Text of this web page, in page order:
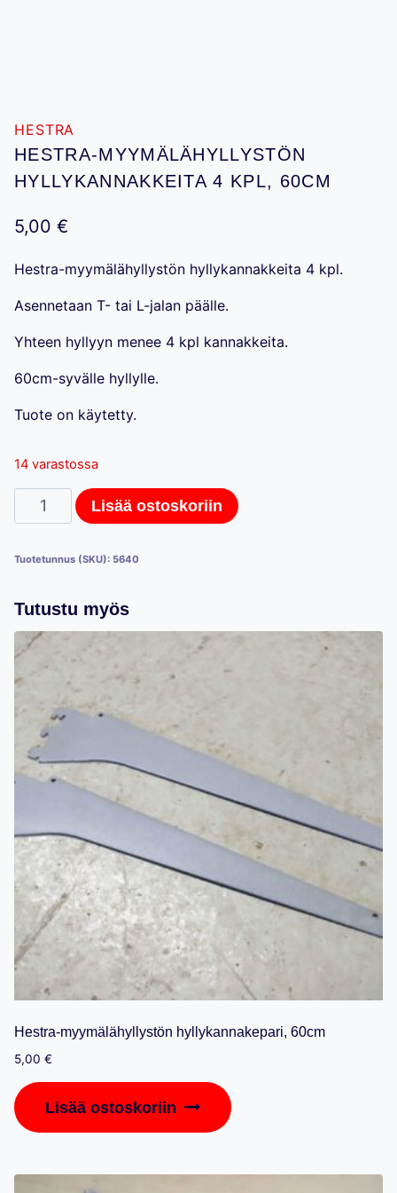
HESTRA
HESTRA-MYYMÄLÄHYLLYSTÖN
HYLLYKANNAKKEITA 4 KPL, 60CM
5,00 €
Hestra-myymälähyllystön hyllykannakkeita 4 kpl.
Asennetaan T- tai L-jalan päälle.
Yhteen hyllyyn menee 4 kpl kannakkeita.
60cm-syvälle hyllylle.
Tuote on käytetty.
14 varastossa
Hestra-
myymälähyllystön
4
60cm
määrä
Lisää ostoskoriin
Tuotetunnus (SKU): 5640
Tutustu myös
Hestra-myymälähyllystön hyllykannakepari, 60cm
5,00 €
Lisää ostoskoriin